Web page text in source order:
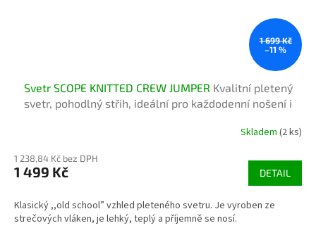
1 699 Kč
–11 %
Svetr SCOPE KNITTED CREW JUMPER Kvalitní pletený
svetr, pohodlný střih, ideální pro každodenní nošení i
Skladem (2 ks)
1 238,84 Kč bez DPH
1 499 Kč DETAIL
Klasický ,,old school” vzhled pleteného svetru. Je vyroben ze
strečových vláken, je lehký, teplý a příjemně se nosí.